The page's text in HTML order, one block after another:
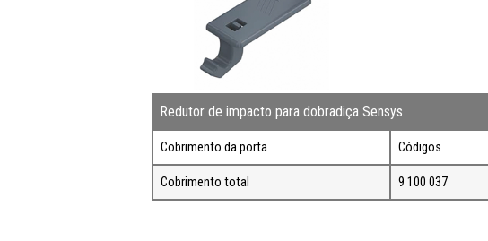
Redutor de impacto para dobradiça Sensys
Cobrimento da porta Códigos
Cobrimento total 9 100 037